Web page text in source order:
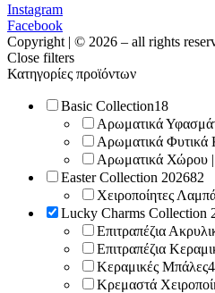
Instagram
Facebook
Copyright | © 2026 – all rights
Close filters
Κατηγορίες προϊόντων
Basic Collection18
Αρωματικά
Αρωματικά Φυτικά
Αρωματικά Χώρου
Easter Collection 202682
Χειροποίητες
Lucky Charms Collection
Επιτραπέζια
Επιτραπέζια
Κεραμικές Μπάλες4
Κρεμαστά